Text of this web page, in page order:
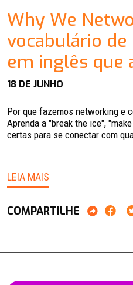
Why We
vocabulário
em inglês que
18 DE JUNHO
Por que fazemos networking e
Aprenda a "break the ice",
certas para se conectar com
LEIA MAIS
COMPARTILHE